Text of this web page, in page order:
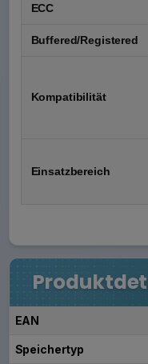
ECC
Buffered/Registered
Kompatibilität
Einsatzbereich
EAN
Speichertyp